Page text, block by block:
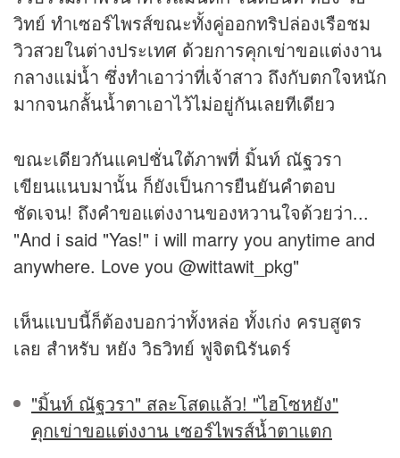
วิทย์ ทำเซอร์ไพรส์ขณะทั้งคู่ออกทริปล่องเรือชม
วิวสวยในต่างประเทศ ด้วยการคุกเข่าขอแต่งงาน
กลางแม่น้ำ ซึ่งทำเอาว่าที่เจ้าสาว ถึงกับตกใจหนัก
มากจนกลั้นน้ำตาเอาไว้ไม่อยู่กันเลยทีเดียว
ขณะเดียวกันแคปชั่นใต้ภาพที่ มิ้นท์ ณัฐวรา
เขียนแนบมานั้น ก็ยังเป็นการยืนยันคำตอบ
ชัดเจน! ถึงคำขอแต่งงานของหวานใจด้วยว่า...
"And i said "Yas!" i will marry you anytime and
anywhere. Love you @wittawit_pkg"
เห็นแบบนี้ก็ต้องบอกว่าทั้งหล่อ ทั้งเก่ง ครบสูตร
เลย สำหรับ หยัง วิธวิทย์ ฟูจิตนิรันดร์
"มิ้นท์ ณัฐวรา" สละโสดแล้ว! "ไฮโซหยัง"
คุกเข่าขอแต่งงาน เซอร์ไพรส์น้ำตาแตก